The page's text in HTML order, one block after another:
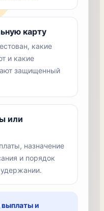
карту
какие
и какие
защищенный
или
назначение
и порядок
выплаты и